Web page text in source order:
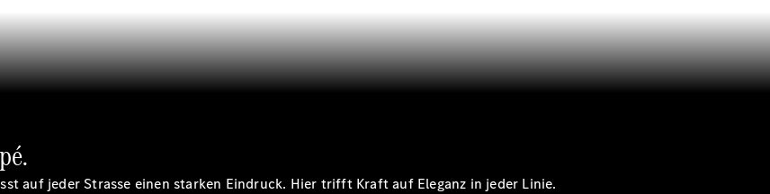
Räder &
Reifen
Wartung,
Reparatur
auf jeder Strasse einen starken Eindruck. Hier trifft Kraft auf Eleganz in jeder Linie.